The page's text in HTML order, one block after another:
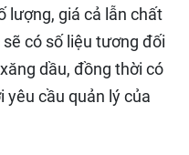
lượng, giá cả lẫn chất
có số liệu tương đối
dầu, đồng thời có
yêu cầu quản lý của